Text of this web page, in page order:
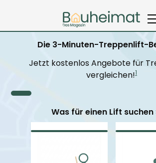
Die 3-Minuten-Treppenlift-
Jetzt kostenlos Angebote für
vergleichen!1
Was für einen Lift suchen